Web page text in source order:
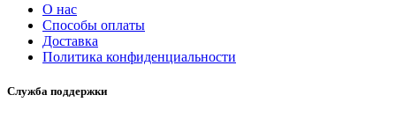
О нас
Способы оплаты
Доставка
Политика конфиденциальности
Служба поддержки